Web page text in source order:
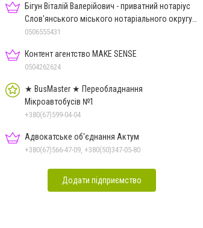
Бігун Віталій Валерійович - приватний нотаріус
Слов'янського міського нотаріального округу
Дон.обл.
0506555431
Контент агентство MAKE SENSE
0504262624
★ BusMaster ★ Переобладнання
Мікроавтобусів №1
+380(67)599-04-04
Адвокатське об'єднання Актум
+380(67)566-47-09, +380(50)347-05-80
Додати підприємство